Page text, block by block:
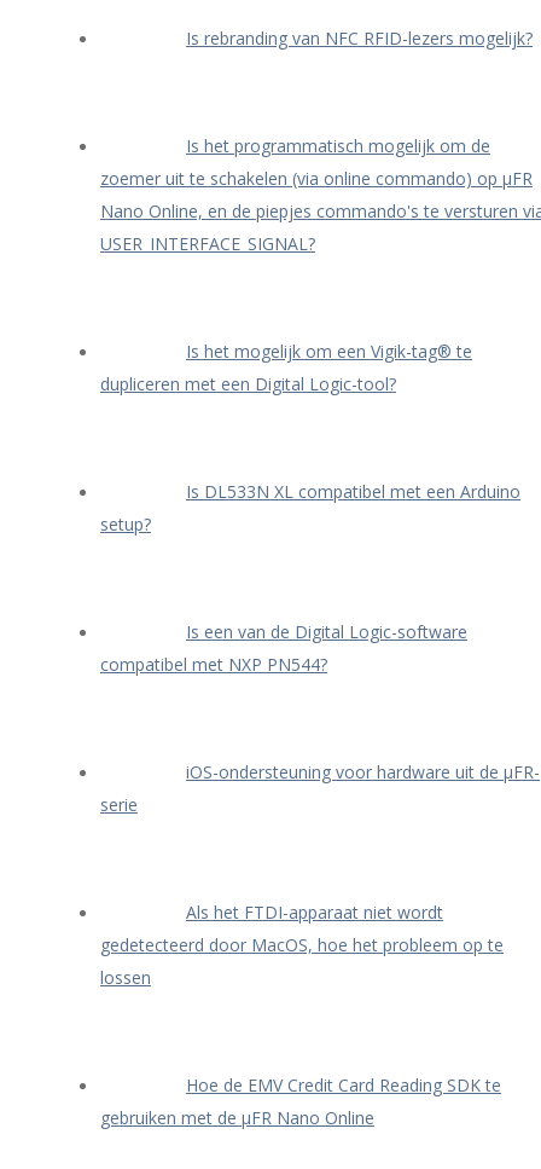
Is rebranding van NFC RFID-lezers mogelijk?
Is het programmatisch mogelijk om de
zoemer uit te schakelen (via online commando) op μFR
Nano Online, en de piepjes commando's te versturen
USER_INTERFACE_SIGNAL?
Is het mogelijk om een Vigik-tag® te
dupliceren met een Digital Logic-tool?
Is DL533N XL compatibel met een Arduino
setup?
Is een van de Digital Logic-software
compatibel met NXP PN544?
iOS-ondersteuning voor hardware uit de μFR-
serie
Als het FTDI-apparaat niet wordt
gedetecteerd door MacOS, hoe het probleem op te
lossen
Hoe de EMV Credit Card Reading SDK te
gebruiken met de μFR Nano Online